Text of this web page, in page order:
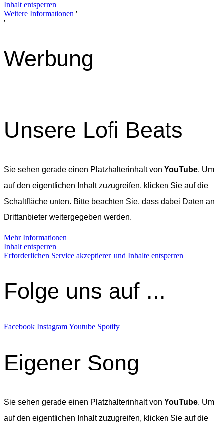
Inhalt entsperren
Weitere Informationen '
'
Werbung
Unsere Lofi Beats
Sie sehen gerade einen Platzhalterinhalt von YouTube. Um
auf den eigentlichen Inhalt zuzugreifen, klicken Sie auf die
Schaltfläche unten. Bitte beachten Sie, dass dabei Daten an
Drittanbieter weitergegeben werden.
Mehr Informationen
Inhalt entsperren
Erforderlichen Service akzeptieren und Inhalte entsperren
Folge uns auf ...
Facebook InstagramYoutube Spotify
Eigener Song
Sie sehen gerade einen Platzhalterinhalt von YouTube. Um
auf den eigentlichen Inhalt zuzugreifen, klicken Sie auf die